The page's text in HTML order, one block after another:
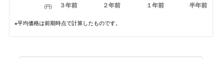
３年前 ２年前 １年前 半年前
(円)
※平均価格は前期時点で計算したものです。